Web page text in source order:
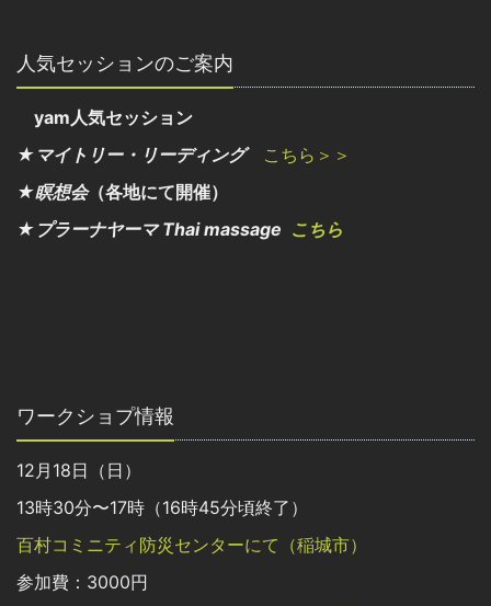
人気セッションのご案内
yam人気セッション
★マイトリー・リーディング
こちら＞＞
★瞑想会（各地にて開催）
★プラーナヤーマ Thai massage こちら
ワークショプ情報
12月18日（日）
13時30分〜17時（16時45分頃終了）
百村コミニティ防災センターにて（稲城市）
参加費：3000円